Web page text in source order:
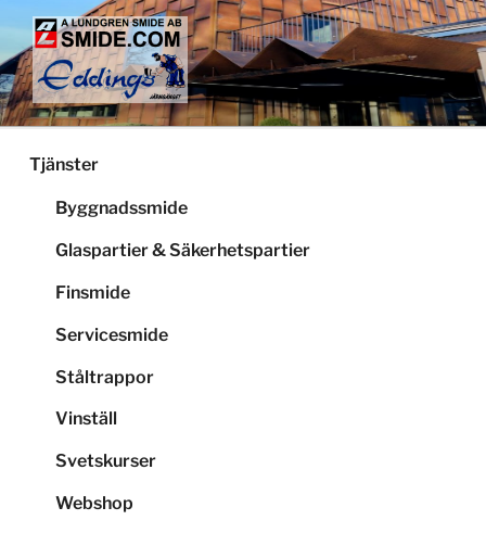
Hoppa
innehåll
LUNDGRENS SMIDE
Smide och glaspartier i Stockholm
Tjänster
Byggnadssmide
Glaspartier & Säkerhetspartier
Finsmide
Servicesmide
Ståltrappor
Vinställ
Svetskurser
Webshop